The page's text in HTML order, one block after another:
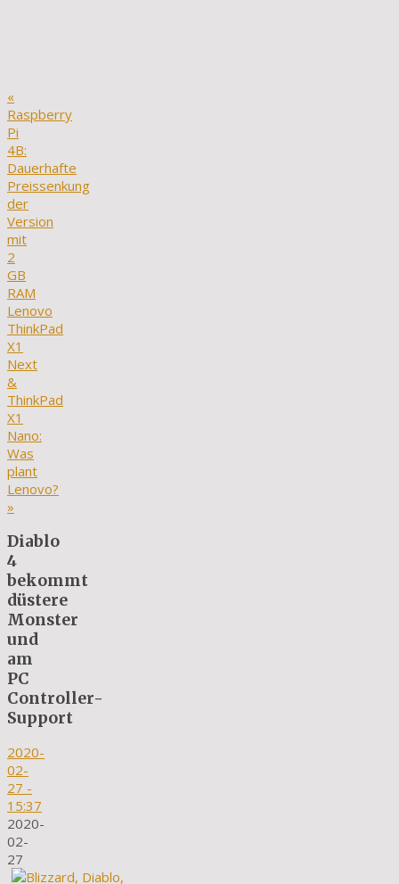
«
Raspberry
Pi
4B:
Dauerhafte
Preissenkung
der
Version
mit
2
GB
RAM
Lenovo
ThinkPad
X1
Next
&
ThinkPad
X1
Nano:
Was
plant
Lenovo?
»
Diablo
4
bekommt
düstere
Monster
und
am
PC
Controller-
Support
2020-
02-
27 -
15:37
2020-
02-
27